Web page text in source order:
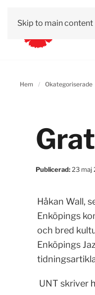
Skip to main content
Hem Okategoriserade
Publicerad: 23 maj
Håkan Wall,
Enköpings
och bred
Enköpings
UNT skriver